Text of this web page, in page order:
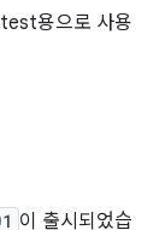
용으로 사용
이 출시되었습